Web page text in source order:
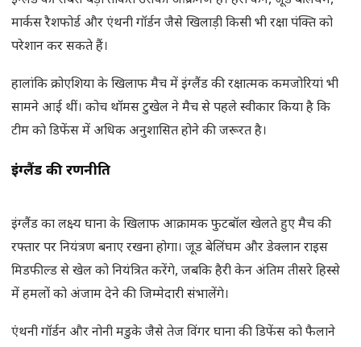
मार्कस रैशफोर्ड और एंथनी गॉर्डन जैसे खिलाड़ी किसी भी रक्षा पंक्ति को
परेशान कर सकते हैं।
हालांकि क्रोएशिया के खिलाफ मैच में इंग्लैंड की रक्षात्मक कमजोरियां भी
सामने आई थीं। कोच थॉमस टुखेल ने मैच से पहले स्वीकार किया है कि
टीम को डिफेंस में अधिक अनुशासित होने की जरूरत है।
इंग्लैंड की रणनीति
इंग्लैंड का लक्ष्य घाना के खिलाफ आक्रामक फुटबॉल खेलते हुए मैच की
रफ्तार पर नियंत्रण बनाए रखना होगा। जूड बेलिंघम और डेक्लान राइस
मिडफील्ड से खेल को नियंत्रित करेंगे, जबकि हैरी केन अंतिम तीसरे हिस्से
में हमलों को अंजाम देने की जिम्मेदारी संभालेंगे।
एंथनी गॉर्डन और नोनी मडुके जैसे तेज विंगर घाना की डिफेंस को फैलाने